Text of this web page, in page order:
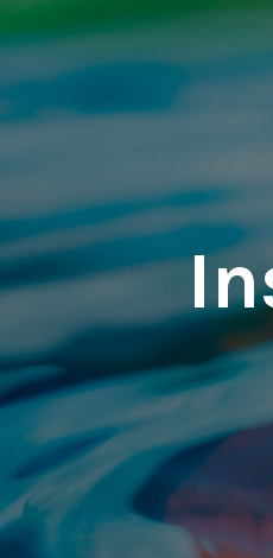
Panneau de gestion des